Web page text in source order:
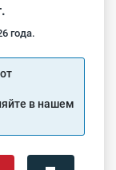
года.
в нашем